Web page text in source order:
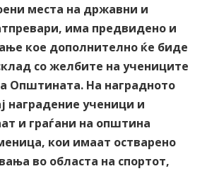
места на државни и
има предвидено и
кое дополнително ќе биде
со желбите на учениците
Општината. На наградното
наградение ученици и
и граѓани на општина
кои имаат остварено
во областа на спортот,